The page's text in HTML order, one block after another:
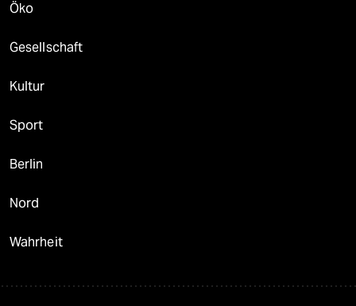
Öko
Gesellschaft
Kultur
Sport
Berlin
Nord
Wahrheit